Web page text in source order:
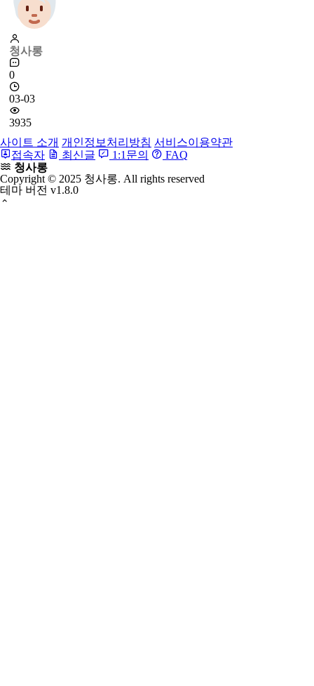
청사롱
0
03-03
3935
사이트 소개 개인정보처리방침 서비스이용약관
접속자
최신글 1:1문의
FAQ
청사롱
Copyright © 2025 청사롱. All rights reserved
테마 버전 v1.8.0